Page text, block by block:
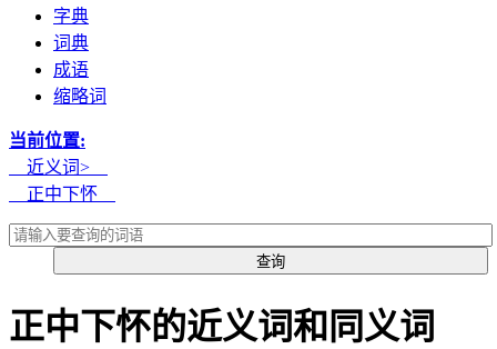
字典
词典
成语
缩略词
当前位置:
近义词>
正中下怀
正中下怀的近义词和同义词